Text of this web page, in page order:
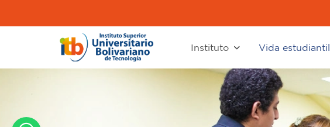
Instituto Vida estudiantil